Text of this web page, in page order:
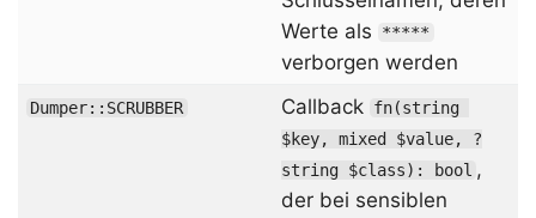
Werte als
*****
verborgen werden
Dumper::SCRUBBER Callback fn(string
$key, mixed $value, ?
string $class): bool ,
der bei sensiblen